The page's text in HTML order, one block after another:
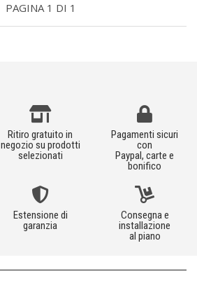
PAGINA 1 DI 1
Ritiro gratuito in
negozio su prodotti
selezionati
Pagamenti sicuri
con
Paypal, carte e
bonifico
Estensione di
garanzia
Consegna e
installazione
al piano